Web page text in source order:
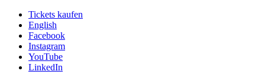
Tickets kaufen
English
Facebook
Instagram
YouTube
LinkedIn